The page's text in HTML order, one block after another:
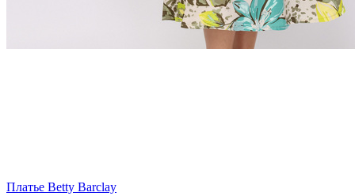
Платье Betty Barclay